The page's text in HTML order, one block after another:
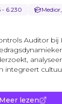
- 6.230
Auditor bij
integreert
Meer lezen